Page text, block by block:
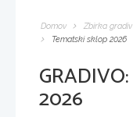
Domov Zbirka gradiv
Tematski sklop 2026
GRADIVO:
2026